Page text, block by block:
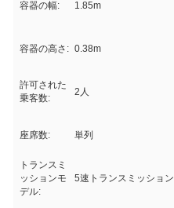
容器の幅: 1.85m
容器の高さ: 0.38m
許可された
乗客数:
2人
座席数: 単列
トランスミ
ッションモ
デル:
5速トランスミッション